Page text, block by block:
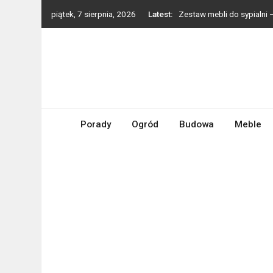
piątek, 7 sierpnia, 2026 Latest:
Zestaw mebli do
Oświetlenie LED w
Neuroarchitektura w
Jak urządzić pokój
Porady Ogród Budowa Meble